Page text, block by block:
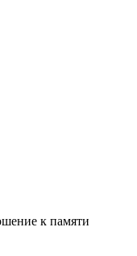
к памяти